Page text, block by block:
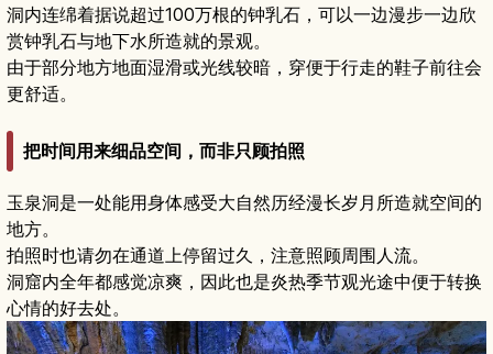
洞内连绵着据说超过100万根的钟乳石，可以一边漫步一边欣
赏钟乳石与地下水所造就的景观。
由于部分地方地面湿滑或光线较暗，穿便于行走的鞋子前往会
更舒适。
把时间用来细品空间，而非只顾拍照
玉泉洞是一处能用身体感受大自然历经漫长岁月所造就空间的
地方。
拍照时也请勿在通道上停留过久，注意照顾周围人流。
洞窟内全年都感觉凉爽，因此也是炎热季节观光途中便于转换
心情的好去处。